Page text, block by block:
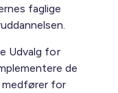
faglige
Udvalg for
de
for